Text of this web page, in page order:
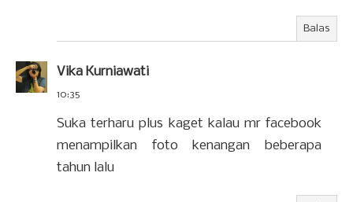
Balas
Vika Kurniawati
10:35
Suka terharu plus kaget kalau mr facebook
menampilkan foto kenangan beberapa
tahun lalu